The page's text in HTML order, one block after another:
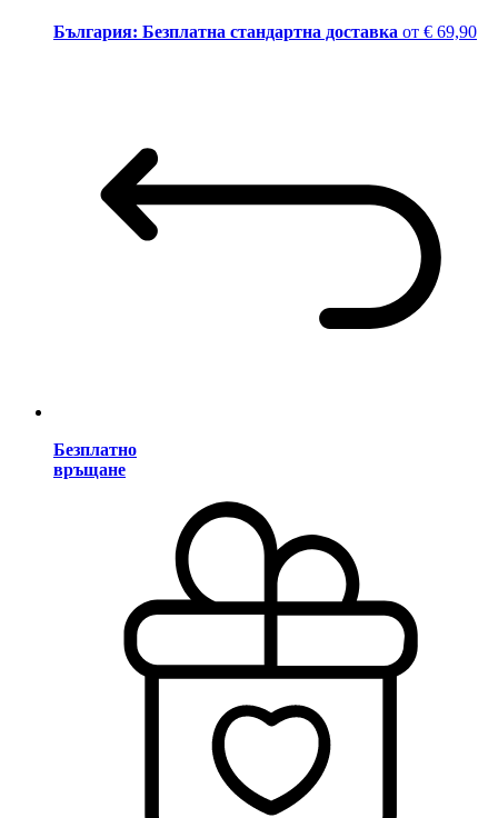
България: Безплатна стандартна доставка от € 69,90
Безплатно
връщане